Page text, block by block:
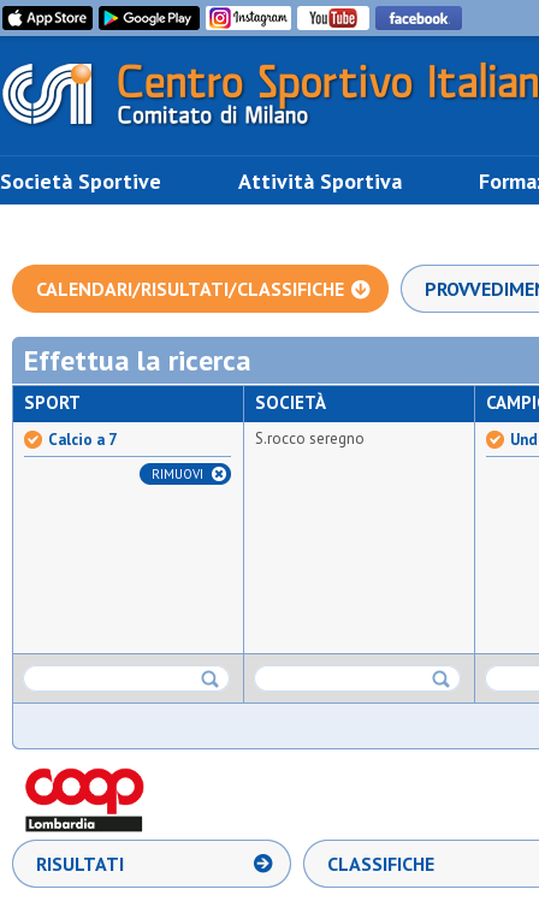
Società Sportive Attività Sportiva
CALENDARI/RISULTATI/CLASSIFICHE
Effettua la ricerca
SPORT
Calcio a 7
RIMUOVI
SOCIETÀ
S.rocco seregno
RISULTATI CLASSIFICHE